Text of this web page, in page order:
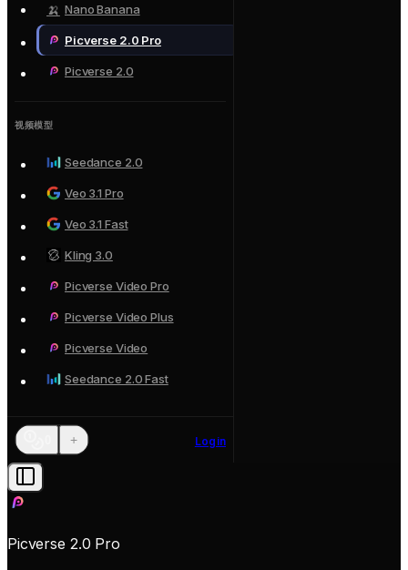
🍌 Nano Banana
Picverse 2.0 Pro
Picverse 2.0
视频模型
Seedance 2.0
Veo 3.1 Pro
Veo 3.1 Fast
Kling 3.0
Picverse Video Pro
Picverse Video Plus
Picverse Video
Seedance 2.0 Fast
+ Login
Picverse 2.0 Pro